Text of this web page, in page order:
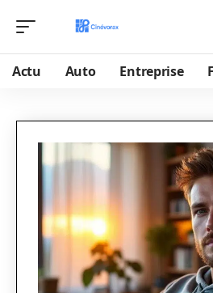
Actu Auto Entreprise